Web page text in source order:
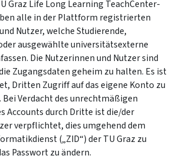
Graz Life Long Learning TeachCenter-
alle in der Plattform registrierten
Nutzer, welche Studierende,
ausgewählte universitätsexterne
Die Nutzerinnen und Nutzer sind
Zugangsdaten geheim zu halten. Es ist
Dritten Zugriff auf das eigene Konto zu
Verdacht des unrechtmäßigen
Accounts durch Dritte ist die/der
verpflichtet, dies umgehend dem
(„ZID“) der TU Graz zu
Passwort zu ändern.